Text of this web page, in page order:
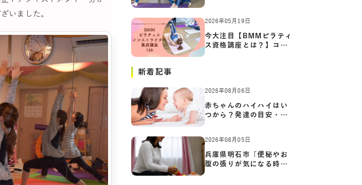
いました。
ら応用ま…
2026年05月19日
今大注目【BMMピラティ
ス資格講座とは？】コア
からカ…
新着記事
2026年08月06日
赤ちゃんのハイハイはい
つから？発達の目安・練
習方…
2026年08月05日
兵庫県明石市「便秘やお
腹の張りが気になる時に
知っ…